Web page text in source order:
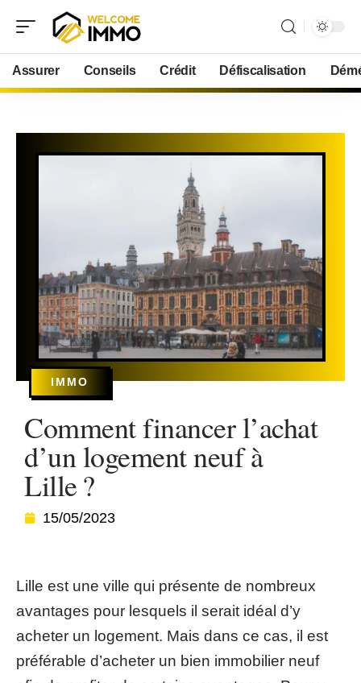
Assurer Conseils Crédit Défiscalisation
IMMO
Comment financer l’achat
d’un logement neuf à
Lille ?
15/05/2023
Lille est une ville qui présente de nombreux
avantages pour lesquels il serait idéal d’y
acheter un logement. Mais dans ce cas, il est
préférable d’acheter un bien immobilier neuf